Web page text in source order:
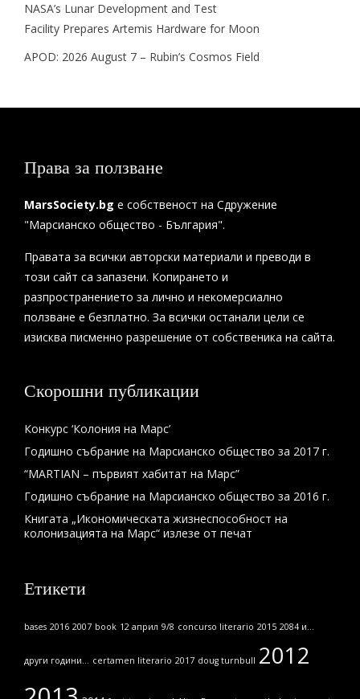
NASA’s Lunar Development and Test
Facility Prepares Artemis Hardware for Moon
APOD: 2026 August 7 – Rubin’s Cosmos Field
Права за ползване
MarsSociety.bg е собственост на Сдружение
"Марсианско общество - България".
Правата за всички авторски материали и преводи в
този сайт са запазени. Копирането и
разпространението за лично и некомерсиално
ползване е безплатно. За всички останали цели се
изисква писменно разрешение от собственика на сайта.
Скорошни публикации
Конкурс ‘Колония на Марс’
Годишно събрание на Марсианско общество за 2017 г.
“MARTIAN – първият хабитат на Марс”
Годишно събрание на Марсианско общество за 2016 г.
Книгата „Икономическата жизнеспособност на
колонизацията на Марс“ излезе от печат
Етикети
bases 2016 2007 book 12 април 9/8 concurso literario 2015 2084 и...
други години... certamen literario 2017 doug turnbull 2012